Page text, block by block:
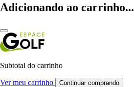
Adicionando ao carrinho...
Subtotal do carrinho
Ver meu carrinho Continuar comprando